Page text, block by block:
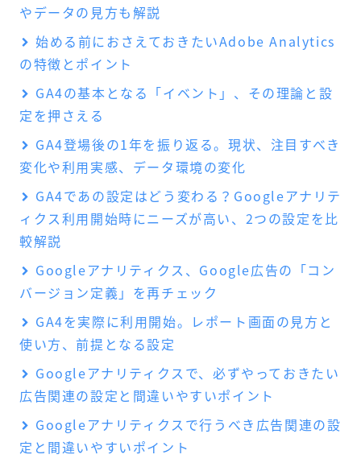
やデータの見方も解説
始める前におさえておきたいAdobe Analytics
の特徴とポイント
GA4の基本となる「イベント」、その理論と設
定を押さえる
GA4登場後の1年を振り返る。現状、注目すべき
変化や利用実感、データ環境の変化
GA4であの設定はどう変わる？Googleアナリテ
ィクス利用開始時にニーズが高い、2つの設定を比
較解説
Googleアナリティクス、Google広告の「コン
バージョン定義」を再チェック
GA4を実際に利用開始。レポート画面の見方と
使い方、前提となる設定
Googleアナリティクスで、必ずやっておきたい
広告関連の設定と間違いやすいポイント
Googleアナリティクスで行うべき広告関連の設
定と間違いやすいポイント